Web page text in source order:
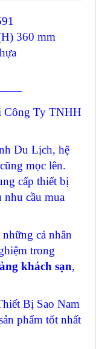
360 mm
Công Ty TNHH
Du Lịch, hệ
cũng mọc lên.
cấp thiết bị
nhu cầu mua
cá nhân
trong
khách sạn,
Bị Sao Nam
phẩm tốt nhất